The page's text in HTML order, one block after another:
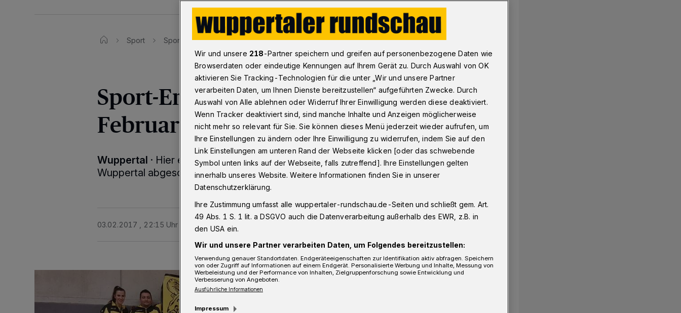
Sport Sport-Ergebnisse Sport-Ergebnisse vom 4. bis 5. Februar 2017
Sport-Ergebnisse vom 4. bis 5.
Februar 2017
Wuppertal · Hier erfahren Sie aktuell, wie die Sportclubs aus
Wuppertal abgeschnitten haben.
03.02.2017 , 22:15 Uhr 2 Minuten Lesezeit
Wir und unsere 218-Partner speichern und greifen auf personenbezogene Daten wie
Browserdaten oder eindeutige Kennungen auf Ihrem Gerät zu. Durch Auswahl von OK
aktivieren Sie Tracking-Technologien für die unter „Wir und unsere Partner
verarbeiten Daten, um Ihnen Dienste bereitzustellen“ aufgeführten Zwecke. Durch
Auswahl von Alle ablehnen oder Widerruf Ihrer Einwilligung werden diese deaktiviert.
Wenn Tracker deaktiviert sind, sind manche Inhalte und Anzeigen möglicherweise
nicht mehr so relevant für Sie. Sie können dieses Menü jederzeit wieder aufrufen, um
Ihre Einstellungen zu ändern oder Ihre Einwilligung zu widerrufen, indem Sie auf den
Link Einstellungen am unteren Rand der Webseite klicken [oder das schwebende
Symbol unten links auf der Webseite, falls zutreffend]. Ihre Einstellungen gelten
innerhalb unseres Website. Weitere Informationen finden Sie in unserer
Datenschutzerklärung.
Ihre Zustimmung umfasst alle wuppertaler-rundschau.de-Seiten und schließt gem. Art.
49 Abs. 1 S. 1 lit. a DSGVO auch die Datenverarbeitung außerhalb des EWR, z.B. in
den USA ein.
Wir und unsere Partner verarbeiten Daten, um Folgendes bereitzustellen:
Verwendung genauer Standortdaten. Endgeräteeigenschaften zur Identifikation aktiv abfragen. Speichern
von oder Zugriff auf Informationen auf einem Endgerät. Personalisierte Werbung und Inhalte, Messung von
Werbeleistung und der Performance von Inhalten, Zielgruppenforschung sowie Entwicklung und
Verbesserung von Angeboten.
Ausführliche Informationen
Impressum